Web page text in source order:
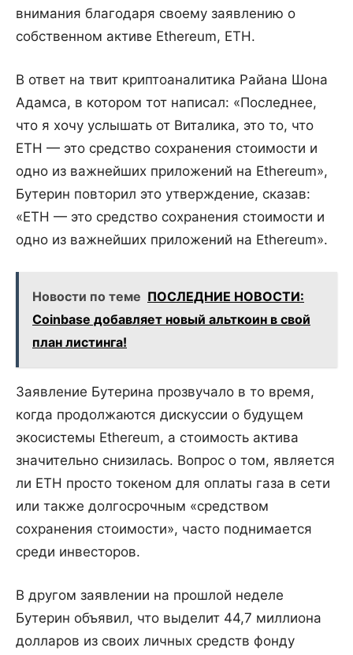
внимания благодаря своему заявлению о
собственном активе Ethereum, ETH.
В ответ на твит криптоаналитика Райана Шона
Адамса, в котором тот написал: «Последнее,
что я хочу услышать от Виталика, это то, что
ETH — это средство сохранения стоимости и
одно из важнейших приложений на Ethereum»,
Бутерин повторил это утверждение, сказав:
«ETH — это средство сохранения стоимости и
одно из важнейших приложений на Ethereum».
Новости по теме ПОСЛЕДНИЕ НОВОСТИ:
Coinbase добавляет новый альткоин в свой
план листинга!
Заявление Бутерина прозвучало в то время,
когда продолжаются дискуссии о будущем
экосистемы Ethereum, а стоимость актива
значительно снизилась. Вопрос о том, является
ли ETH просто токеном для оплаты газа в сети
или также долгосрочным «средством
сохранения стоимости», часто поднимается
среди инвесторов.
В другом заявлении на прошлой неделе
Бутерин объявил, что выделит 44,7 миллиона
долларов из своих личных средств фонду